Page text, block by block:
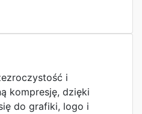
i
kompresję, dzięki
do grafiki, logo i